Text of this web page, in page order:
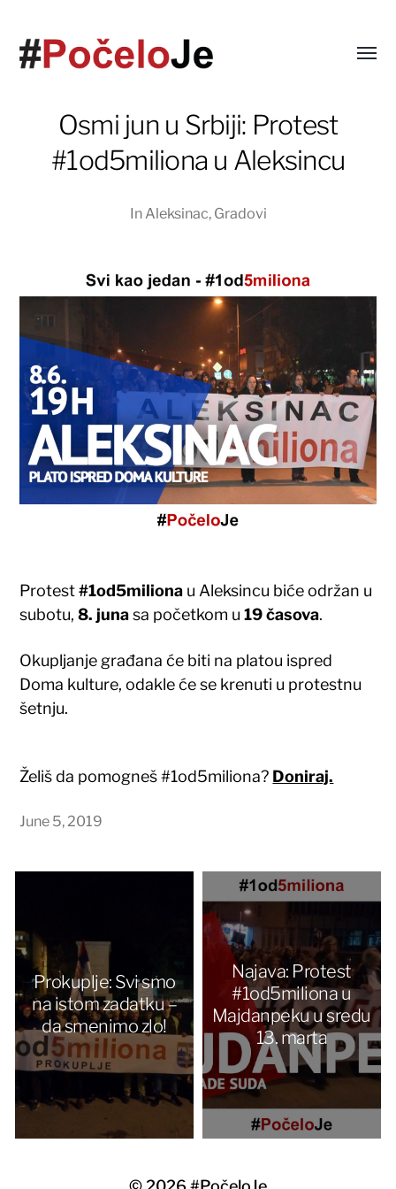
Osmi jun u Srbiji: Protest
#1od5miliona u Aleksincu
In Aleksinac, Gradovi
Protest#1od5miliona u Aleksincu biće održan u
subotu,8. junasa početkom u19 časova.
Okupljanje građana će biti na platou ispred
Doma kulture, odakle će se krenuti u protestnu
šetnju.
Želiš da pomogneš #1od5miliona? Doniraj.
June 5, 2019
Prokuplje: Svi smo
na istom zadatku –
da smenimo zlo!
Najava: Protest
#1od5miliona u
Majdanpeku u sredu
13. marta